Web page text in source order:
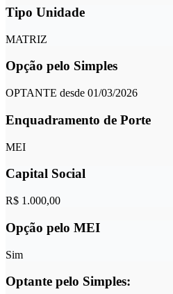
Tipo Unidade
MATRIZ
Opção pelo Simples
OPTANTE desde 01/03/2026
Enquadramento de Porte
MEI
Capital Social
R$ 1.000,00
Opção pelo MEI
Sim
Optante pelo Simples: